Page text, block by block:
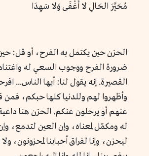
مُحَيَّرَ الحَالِ لا أَغْفَى وَلا سَهِدَا
الحزن حين يكتمل به الفرح، أو قل: حين
ضرورة الفرح ووجوب السعي له
القصيرة. إنه يقول لنا: أيها الناس...
وأظهروا لهم وللدنيا كلها حبكم،
عنهم أو يرحلون عنكم. الحزن هنا
له ومكمّل لمعناه، وإن العين لتدمع،
ليحزن، وإنا لفراق أحبابنا لمحزونون،